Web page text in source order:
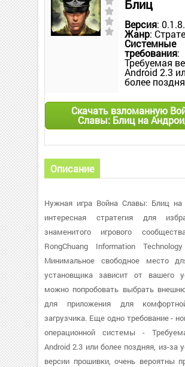
Блиц
Версия:
Жанр:
Системные
требования:
Требуемая
Android 2.3
более
Скачать взломанную
Славы: Блиц на
Описание
Нужная игра Война Славы: Блиц
интересная стратегия для
знаменитого игрового
RongChuang Information
Минимальное свободное место
установщика зависит от вашего
можно попробовать выбрать
для приложения для
загрузчика. Еще одно требование -
операционной системы -
Android 2.3 или более поздняя, из-за
версии прошивки, очень вероятны